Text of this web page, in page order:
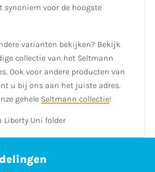
synoniem voor de hoogste
varianten bekijken? Bekijk
collectie van het Seltmann
Ook voor andere producten van
u bij ons aan het juiste adres.
gehele Seltmann collectie!
Liberty Uni folder